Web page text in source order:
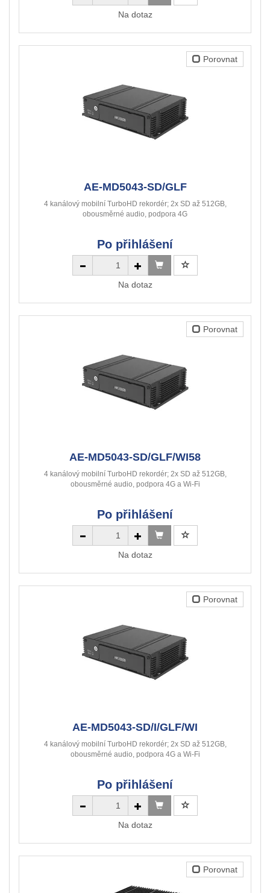
Na dotaz
Porovnat
AE-MD5043-SD/GLF
4 kanálový mobilní TurboHD rekordér; 2x SD až 512GB,
obousměrné audio, podpora 4G
Po přihlášení
Na dotaz
Porovnat
AE-MD5043-SD/GLF/WI58
4 kanálový mobilní TurboHD rekordér; 2x SD až 512GB,
obousměrné audio, podpora 4G a Wi-Fi
Po přihlášení
Na dotaz
Porovnat
AE-MD5043-SD/I/GLF/WI
4 kanálový mobilní TurboHD rekordér; 2x SD až 512GB,
obousměrné audio, podpora 4G a Wi-Fi
Po přihlášení
Na dotaz
Porovnat